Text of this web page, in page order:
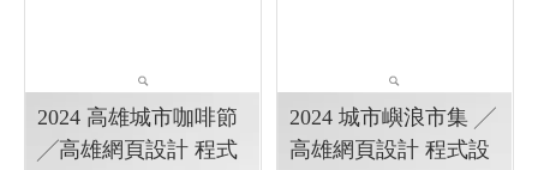
菩提圓精舍 小琉球菩提圓
精舍
網頁設計,RWD 響應式
網頁設計, 關鍵字自然優化,
2024 嘉義花海生活節
頁設計,RWD 響應式網頁設
計, 關鍵字自然優化, 嘉義企